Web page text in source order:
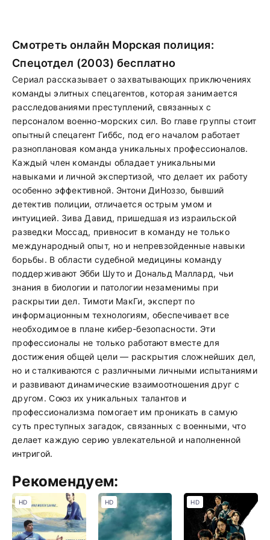
Смотреть онлайн Морская полиция:
Спецотдел (2003) бесплатно
Сериал рассказывает о захватывающих приключениях
команды элитных спецагентов, которая занимается
расследованиями преступлений, связанных с
персоналом военно-морских сил. Во главе группы стоит
опытный спецагент Гиббс, под его началом работает
разноплановая команда уникальных профессионалов.
Каждый член команды обладает уникальными
навыками и личной экспертизой, что делает их работу
особенно эффективной. Энтони ДиНоззо, бывший
детектив полиции, отличается острым умом и
интуицией. Зива Давид, пришедшая из израильской
разведки Моссад, привносит в команду не только
международный опыт, но и непревзойденные навыки
борьбы. В области судебной медицины команду
поддерживают Эбби Шуто и Дональд Маллард, чьи
знания в биологии и патологии незаменимы при
раскрытии дел. Тимоти МакГи, эксперт по
информационным технологиям, обеспечивает все
необходимое в плане кибер-безопасности. Эти
профессионалы не только работают вместе для
достижения общей цели — раскрытия сложнейших дел,
но и сталкиваются с различными личными испытаниями
и развивают динамические взаимоотношения друг с
другом. Союз их уникальных талантов и
профессионализма помогает им проникать в самую
суть преступных загадок, связанных с военными, что
делает каждую серию увлекательной и наполненной
интригой.
Рекомендуем:
HD HD HD